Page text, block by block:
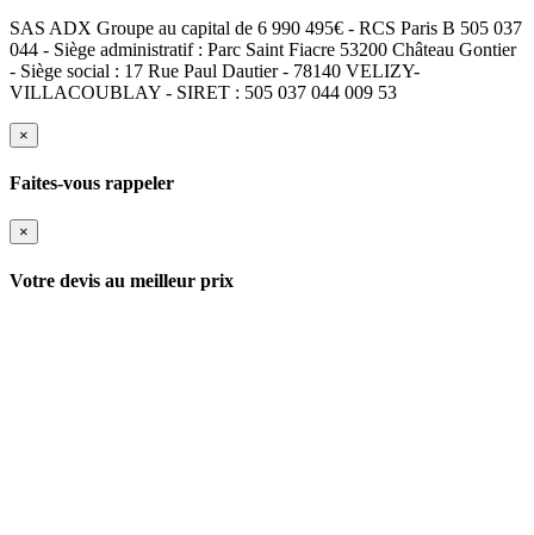
SAS ADX Groupe au capital de 6 990 495€ - RCS Paris B 505 037
044 - Siège administratif : Parc Saint Fiacre 53200 Château Gontier
- Siège social : 17 Rue Paul Dautier - 78140 VELIZY-
VILLACOUBLAY - SIRET : 505 037 044 009 53
×
Faites-vous rappeler
×
Votre devis au meilleur prix